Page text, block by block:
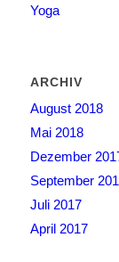
Yoga
ARCHIV
August 2018
Mai 2018
Dezember
September
Juli 2017
April 2017